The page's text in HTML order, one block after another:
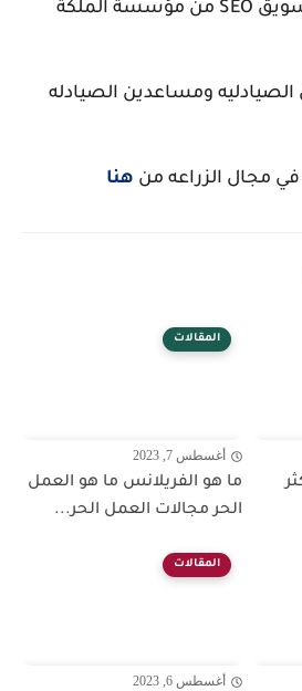
افضل كورس تسويق SEO من مؤسسة الملكة
ومساعدين الصيادله
مجال الزراعه من هنا
المقالات
أغسطس 7, 2023
ما هو الفريلانس ما هو العمل
الحر مجالات العمل الحر...
المقالات
أغسطس 6, 2023